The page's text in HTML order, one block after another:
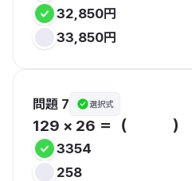
32,850円
33,850円
問題 7 選択式
129 × 26 ＝（　　　）
3354
258